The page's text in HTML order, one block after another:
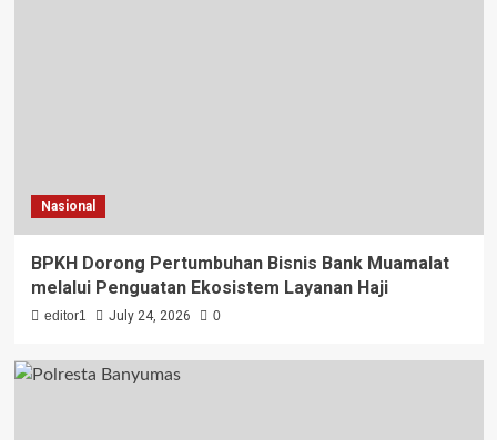
Nasional
BPKH Dorong Pertumbuhan Bisnis Bank Muamalat
melalui Penguatan Ekosistem Layanan Haji
editor1 July 24, 2026 0